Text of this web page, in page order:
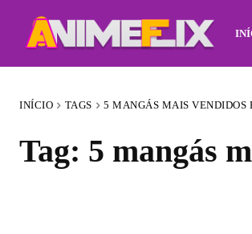
INÍCIO TAGS 5 MANGÁS MAIS VENDIDOS
Tag: 5 mangás